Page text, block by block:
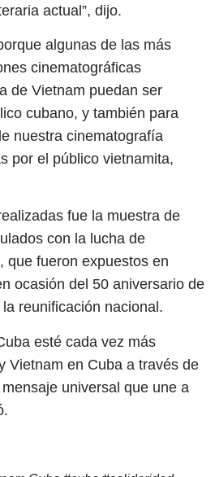
actual”, dijo.
algunas de las más
cinematográficas
de Vietnam puedan ser
cubano, y también para
nuestra cinematografía
por el público vietnamita,
fue la muestra de
con la lucha de
que fueron expuestos en
ocasión del 50 aniversario de
reunificación nacional.
esté cada vez más
Vietnam en Cuba a través de
universal que une a